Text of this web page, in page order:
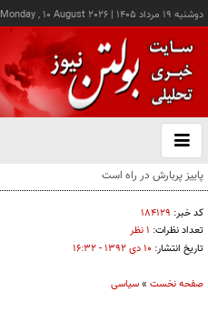
دوشنبه ۱۹ مرداد ۱۴۰۵ |
Monday , 10 August 2026
باز
و
کد خبر: ۱۸۴۱۲۹
تعداد نظرات: ۱ نظر
تاریخ انتشار: ۱۰ دی ۱۳۹۲ - ۱۶:۳۲
صفحه نخست »سیاسی